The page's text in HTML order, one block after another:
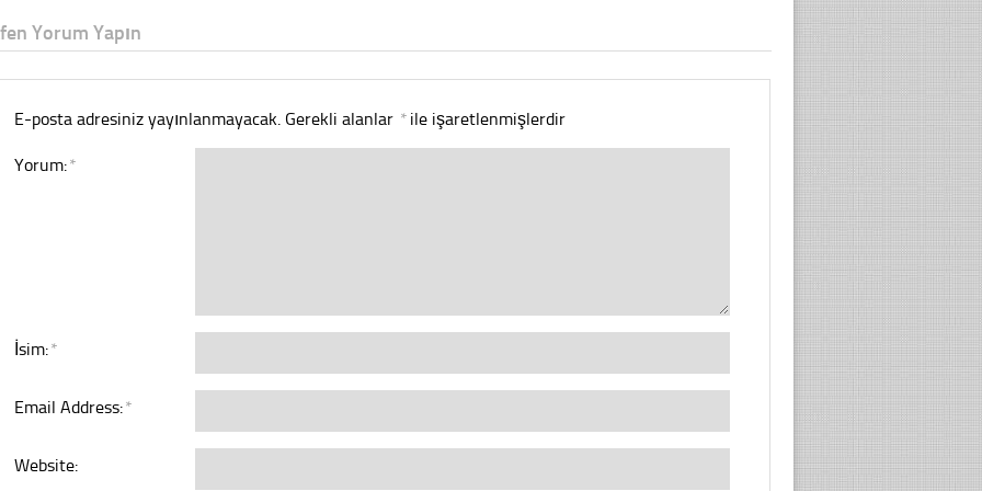
Yorum Yapın
E-posta adresiniz yayınlanmayacak. Gerekli alanlar *ile işaretlenmişlerdir
Yorum:*
İsim:*
Email Address:*
Website: